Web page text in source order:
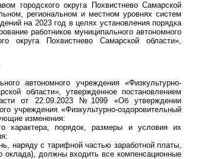
городского округа Похвистнево Самарской
региональном и местном уровнях систем
на 2023 год в целях установления порядка
работников муниципального автономного
округа Похвистнево Самарской области»,
автономного учреждения «Физкультурно-
области», утвержденное постановлением
от 22.09.2023 №1099 «Об утверждении
учреждения «Физкультурно-оздоровительный
изменения:
характера, порядок, размеры и условия их
наряду с тарифной частью заработной платы,
оклада), должны входить все компенсационные